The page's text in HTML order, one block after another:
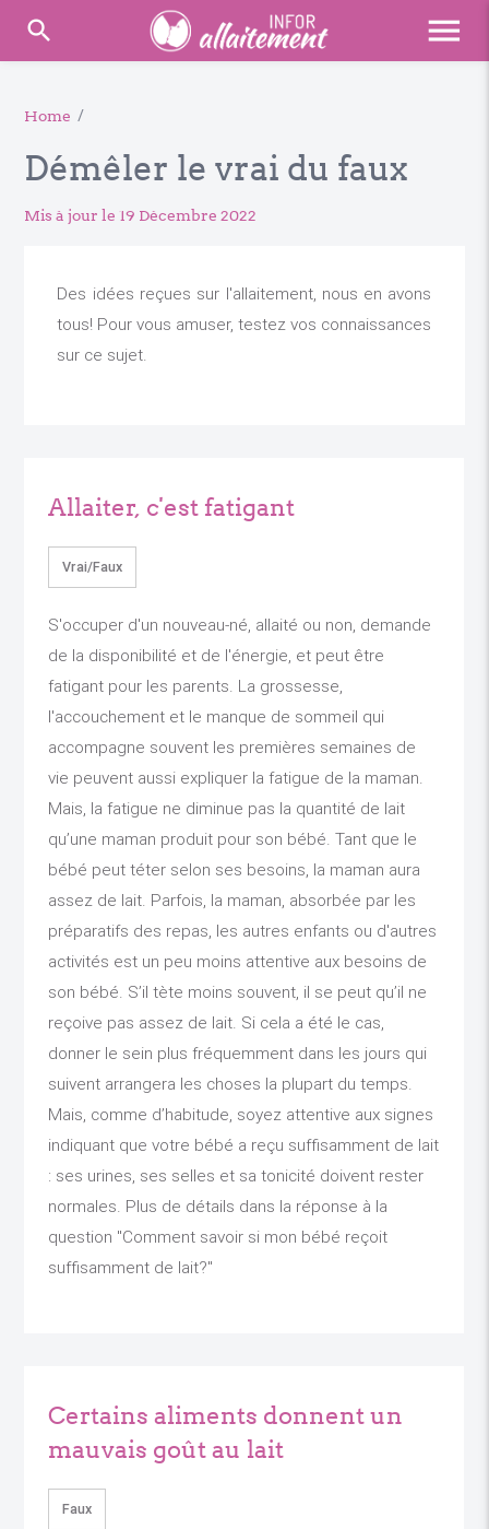
search menu
Home /
Démêler le vrai du faux
Mis à jour le 19 Décembre 2022
Des idées reçues sur l'allaitement, nous en avons
tous! Pour vous amuser, testez vos connaissances
sur ce sujet.
Allaiter, c'est fatigant
Vrai/Faux
S'occuper d'un nouveau-né, allaité ou non, demande
de la disponibilité et de l'énergie, et peut être
fatigant pour les parents. La grossesse,
l'accouchement et le manque de sommeil qui
accompagne souvent les premières semaines de
vie peuvent aussi expliquer la fatigue de la maman.
Mais, la fatigue ne diminue pas la quantité de lait
qu’une maman produit pour son bébé. Tant que le
bébé peut téter selon ses besoins, la maman aura
assez de lait. Parfois, la maman, absorbée par les
préparatifs des repas, les autres enfants ou d'autres
activités est un peu moins attentive aux besoins de
son bébé. S’il tète moins souvent, il se peut qu’il ne
reçoive pas assez de lait. Si cela a été le cas,
donner le sein plus fréquemment dans les jours qui
suivent arrangera les choses la plupart du temps.
Mais, comme d’habitude, soyez attentive aux signes
indiquant que votre bébé a reçu suffisamment de lait
: ses urines, ses selles et sa tonicité doivent rester
normales. Plus de détails dans la réponse à la
question "Comment savoir si mon bébé reçoit
suffisamment de lait?"
Certains aliments donnent un
mauvais goût au lait
Faux